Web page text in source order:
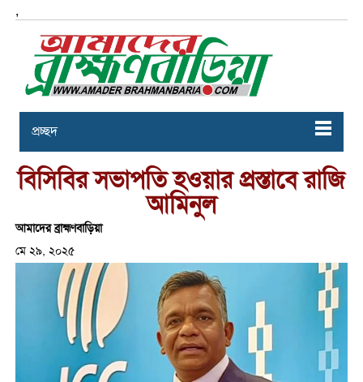
,
প্রচ্ছদ
বিসিবির সভাপতি হওয়ার প্রস্তাবে রাজি
আমিনুল
আমাদের ব্রাহ্মণবাড়িয়া
মে ২৯, ২০২৫